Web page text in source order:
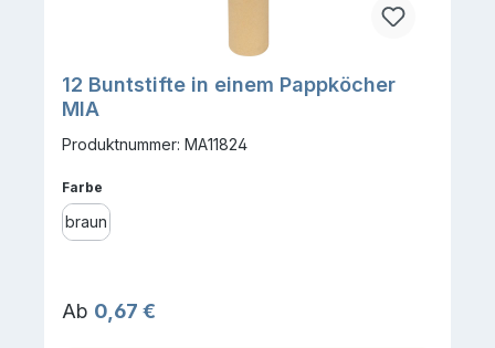
12 Buntstifte in einem Pappköcher
MIA
Produktnummer: MA11824
Farbe
braun
Regulärer Preis:
Ab 0,67 €